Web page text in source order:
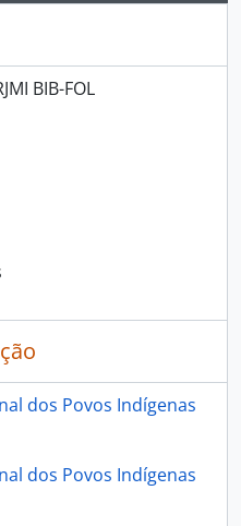
BIB-FOL
dos Povos Indígenas
dos Povos Indígenas